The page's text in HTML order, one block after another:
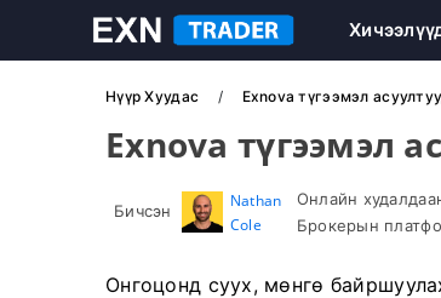
Нүүр Хуудас Exnova түгээмэл
Exnova түгээмэл
Бичсэн
Nathan
Cole
Онлайн
Брокерын
Онгоцонд суух, мөнгө